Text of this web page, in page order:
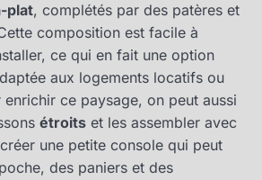
plat, complétés par des patères et
composition est facile à
ce qui en fait une option
aux logements locatifs ou
ce paysage, on peut aussi
étroits et les assembler avec
une petite console qui peut
des paniers et des